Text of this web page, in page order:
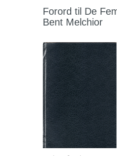
Forord til De
Bent Melchior